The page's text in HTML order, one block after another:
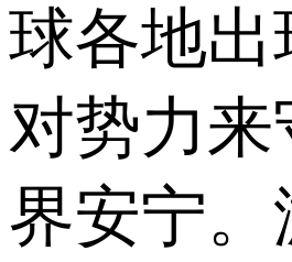
球各地出
对势力来
界安宁。